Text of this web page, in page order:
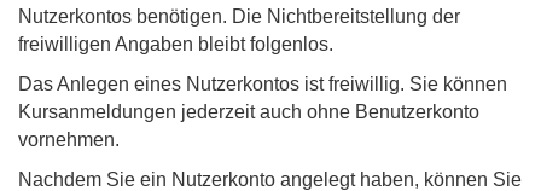
Nutzerkontos benötigen. Die Nichtbereitstellung der
freiwilligen Angaben bleibt folgenlos.
Das Anlegen eines Nutzerkontos ist freiwillig. Sie können
Kursanmeldungen jederzeit auch ohne Benutzerkonto
vornehmen.
Nachdem Sie ein Nutzerkonto angelegt haben, können Sie